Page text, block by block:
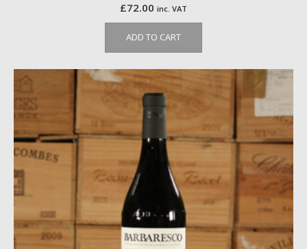
£72.00 inc. VAT
ADD TO CART